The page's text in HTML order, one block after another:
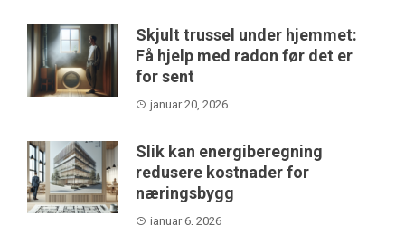
Skjult trussel under hjemmet:
Få hjelp med radon før det er
for sent
januar 20, 2026
Slik kan energiberegning
redusere kostnader for
næringsbygg
januar 6, 2026